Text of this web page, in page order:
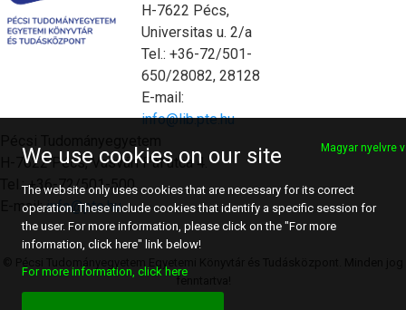
H-7622 Pécs,
Universitas u. 2/a
Tel.: +36-72/501-
650/28082, 28128
E-mail:
info@lib.pte.hu
H-7622 Pécs, Vasvári Pál utca 4.
Tel.: +36-72/501-500
E-mail:info@pte.hu
fenntartva!
We use cookies on our site Magyar nyelvre
The website only uses cookies that are necessary for its correct
operation. These include cookies that identify a specific session for
the user. For more information, please click on the "For more
information, click here" link below!
For more information, click here